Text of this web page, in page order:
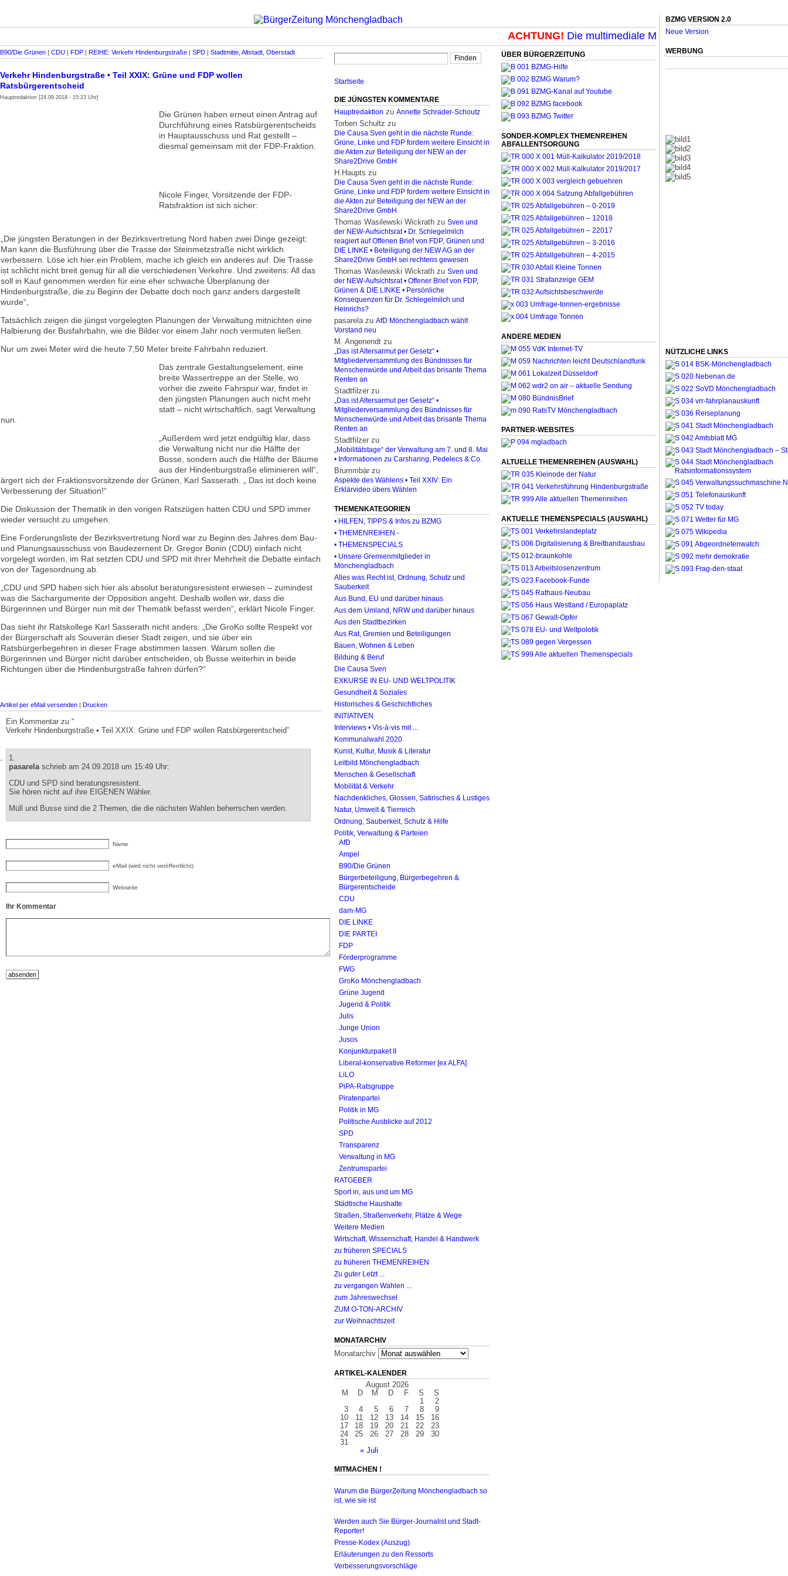
ACHTUNG!Die multimediale Mit-Mach-Zeitung für
B90/Die Grünen | CDU | FDP | REIHE: Verkehr Hindenburgstraße | SPD | Stadtmitte, Altstadt, Oberstadt
Verkehr Hindenburgstraße • Teil XXIX: Grüne und FDP wollen
Ratsbürgerentscheid
Hauptredaktion [24.09.2018 - 15:23 Uhr]
Die Grünen haben erneut einen Antrag auf
Durchführung eines Ratsbürgerentscheids
in Hauptausschuss und Rat gestellt –
diesmal gemeinsam mit der FDP-Fraktion.
Nicole Finger, Vorsitzende der FDP-
Ratsfraktion ist sich sicher:
„Die jüngsten Beratungen in der Bezirksvertretung Nord haben zwei Dinge gezeigt:
Man kann die Busführung über die Trasse der Steinmetzstraße nicht wirklich
verbessern. Löse ich hier ein Problem, mache ich gleich ein anderes auf. Die Trasse
ist schlicht nicht breit genug für all die verschiedenen Verkehre. Und zweitens: All das
soll in Kauf genommen werden für eine eher schwache Überplanung der
Hindenburgstraße, die zu Beginn der Debatte doch noch ganz anders dargestellt
wurde“,
Tatsächlich zeigen die jüngst vorgelegten Planungen der Verwaltung mitnichten eine
Halbierung der Busfahrbahn, wie die Bilder vor einem Jahr noch vermuten ließen.
Nur um zwei Meter wird die heute 7,50 Meter breite Fahrbahn reduziert.
Das zentrale Gestaltungselement, eine
breite Wassertreppe an der Stelle, wo
vorher die zweite Fahrspur war, findet in
den jüngsten Planungen auch nicht mehr
statt – nicht wirtschaftlich, sagt Verwaltung
nun.
„Außerdem wird jetzt endgültig klar, dass
die Verwaltung nicht nur die Hälfte der
Busse, sondern auch die Hälfte der Bäume
aus der Hindenburgstraße eliminieren will“,
ärgert sich der Fraktionsvorsitzende der Grünen, Karl Sasserath. „ Das ist doch keine
Verbesserung der Situation!“
Die Diskussion der Thematik in den vorigen Ratszügen hatten CDU und SPD immer
wieder versucht zu umgehen.
Eine Forderungsliste der Bezirksvertretung Nord war zu Beginn des Jahres dem Bau-
und Planungsausschuss von Baudezernent Dr. Gregor Bonin (CDU) einfach nicht
vorgelegt worden, im Rat setzten CDU und SPD mit ihrer Mehrheit die Debatte einfach
von der Tagesordnung ab.
„CDU und SPD haben sich hier als absolut beratungsresistent erwiesen – zumindest
was die Sachargumente der Opposition angeht. Deshalb wollen wir, dass die
Bürgerinnen und Bürger nun mit der Thematik befasst werden“, erklärt Nicole Finger.
Das sieht ihr Ratskollege Karl Sasserath nicht anders: „Die GroKo sollte Respekt vor
der Bürgerschaft als Souverän dieser Stadt zeigen, und sie über ein
Ratsbürgerbegehren in dieser Frage abstimmen lassen. Warum sollen die
Bürgerinnen und Bürger nicht darüber entscheiden, ob Busse weiterhin in beide
Richtungen über die Hindenburgstraße fahren dürfen?“
Artikel per eMail versenden | Drucken
Ein Kommentar zu “
Verkehr Hindenburgstraße • Teil XXIX: Grüne und FDP wollen Ratsbürgerentscheid”
1.
pasarelaschrieb am 24.09.2018 um 15:49 Uhr:
CDU und SPD sind beratungsresistent.
Sie hören nicht auf ihre EIGENEN Wähler.
Müll und Busse sind die 2 Themen, die die nächsten Wahlen beherrschen werden.
Name
eMail (wird nicht veröffentlicht)
Webseite
Ihr Kommentar
Startseite
DIE JÜNGSTEN KOMMENTARE
Hauptredaktion zu Annette Schrader-Schoutz
Torben Schultz zu
Die Causa Sven geht in die nächste Runde:
Grüne, Linke und FDP fordern weitere Einsicht in
die Akten zur Beteiligung der NEW an der
Share2Drive GmbH
H.Haupts zu
Die Causa Sven geht in die nächste Runde:
Grüne, Linke und FDP fordern weitere Einsicht in
die Akten zur Beteiligung der NEW an der
Share2Drive GmbH
Thomas Wasilewski Wickrath zu Sven und
der NEW-Aufsichtsrat • Dr. Schlegelmilch
reagiert auf Offenen Brief von FDP, Grünen und
DIE LINKE • Beteiligung der NEW AG an der
Share2Drive GmbH sei rechtens gewesen
Thomas Wasilewski Wickrath zu Sven und
der NEW-Aufsichtsrat • Offener Brief von FDP,
Grünen & DIE LINKE • Persönliche
Konsequenzen für Dr. Schlegelmilch und
Heinrichs?
pasarelazu AfD Mönchengladbach wählt
Vorstand neu
M. Angenendt zu
„Das ist Altersarmut per Gesetz“ •
Mitgliederversammlung des Bündnisses für
Menschenwürde und Arbeit das brisante Thema
Renten an
Stadtfilzer zu
„Das ist Altersarmut per Gesetz“ •
Mitgliederversammlung des Bündnisses für
Menschenwürde und Arbeit das brisante Thema
Renten an
Stadtfilzer zu
„Mobilitätstage“ der Verwaltung am 7. und 8. Mai
• Informationen zu Carsharing, Pedelecs & Co.
Brummbär zu
Aspekte des Wählens • Teil XXIV: Ein
Erklärvideo übers Wählen
THEMENKATEGORIEN
• HILFEN, TIPPS & Infos zu BZMG
• THEMENREIHEN -
• THEMENSPECIALS
• Unsere Gremienmitglieder in
Mönchengladbach
Alles was Recht ist, Ordnung, Schutz und
Sauberkeit
Aus Bund, EU und darüber hinaus
Aus dem Umland, NRW und darüber hinaus
Aus den Stadtbezirken
Aus Rat, Gremien und Beteiligungen
Bauen, Wohnen & Leben
Bildung & Beruf
Die Causa Sven
EXKURSE IN EU- UND WELTPOLITIK
Gesundheit & Soziales
Historisches & Geschichtliches
INITIATIVEN
Interviews • Vis-à-vis mit ...
Kommunalwahl 2020
Kunst, Kultur, Musik & Literatur
Leitbild Mönchengladbach
Menschen & Gesellschaft
Mobilität & Verkehr
Nachdenkliches, Glossen, Satirisches & Lustiges
Natur, Umwelt & Tierreich
Ordnung, Sauberkeit, Schutz & Hilfe
Politik, Verwaltung & Parteien
AfD
Ampel
B90/Die Grünen
Bürgerbeteiligung, Bürgerbegehren &
Bürgerentscheide
CDU
dam-MG
DIE LINKE
DIE PARTEI
FDP
Förderprogramme
FWG
GroKo Mönchengladbach
Grüne Jugend
Jugend & Politik
Julis
Junge Union
Jusos
Konjunkturpaket II
Liberal-konservative Reformer [ex ALFA]
LiLO
PiPA-Ratsgruppe
Piratenpartei
Politik in MG
Politische Ausblicke auf 2012
SPD
Transparenz
Verwaltung in MG
Zentrumspartei
RATGEBER
Sport in, aus und um MG
Städtische Haushalte
Straßen, Straßenverkehr, Plätze & Wege
Weitere Medien
Wirtschaft, Wissenschaft, Handel & Handwerk
zu früheren SPECIALS
zu früheren THEMENREIHEN
Zu guter Letzt ...
zu vergangen Wahlen ...
zum Jahreswechsel
ZUM O-TON-ARCHIV
zur Weihnachtszeit
MONATARCHIV
Monatarchiv
ARTIKEL-KALENDER
August 2026
M
D M D F S S
« Juli
1
2
3
4 5 6 7 8
9
10
11 12 13 14 15
16
17
18 19 20 21 22
23
24
25 26 27 28 29
30
31
MITMACHEN !
Warum die BürgerZeitung Mönchengladbach so
ist, wie sie ist
Werden auch Sie Bürger-Journalist und Stadt-
Reporter!
Presse-Kodex (Auszug)
Erläuterungen zu den Ressorts
Verbesserungsvorschläge
ÜBER BÜRGERZEITUNG
SONDER-KOMPLEX THEMENREIHEN
ABFALLENTSORGUNG
ANDERE MEDIEN
PARTNER-WEBSITES
ALTUELLE THEMENREIHEN (AUSWAHL)
AKTUELLE THEMENSPECIALS (AUSWAHL)
BZMG VERSION 2.0
Neue Version
WERBUNG
NÜTZLICHE LINKS